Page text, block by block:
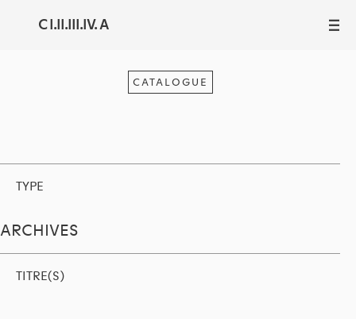
C I.II.III.IV. A III
CATALOGUE
TYPE
ARCHIVES
TITRE(S)